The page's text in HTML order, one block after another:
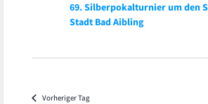
August
2022
69. Silberpokalturnier um den
Stadt Bad Aibling
Vorheriger Tag